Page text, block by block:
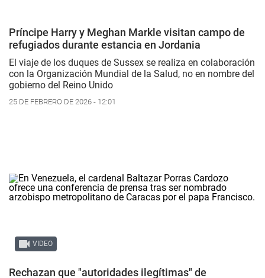
Príncipe Harry y Meghan Markle visitan campo de
refugiados durante estancia en Jordania
El viaje de los duques de Sussex se realiza en colaboración
con la Organización Mundial de la Salud, no en nombre del
gobierno del Reino Unido
25 DE FEBRERO DE 2026 - 12:01
VIDEO
Rechazan que "autoridades ilegítimas" de